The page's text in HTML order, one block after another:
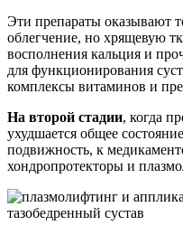
Эти препараты оказывают
облегчение, но хрящевую
восполнения кальция и
для функционирования
комплексы витаминов и
На второй стадии, когда
ухудшается общее
подвижность, к
хондропротекторы и